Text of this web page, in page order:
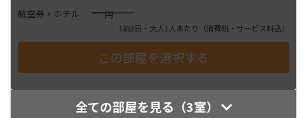
航空券 + ホテル ――――円
1泊2日・大人1人あたり （消費税・サービス料込）
全ての部屋を見る（3室）